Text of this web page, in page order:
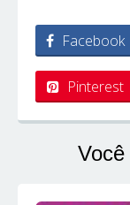
Facebook
Pinterest
Você